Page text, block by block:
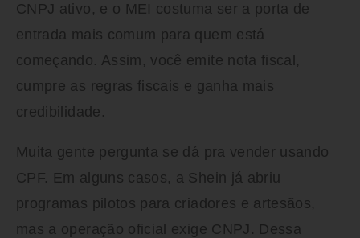
CNPJ ativo , e o MEI costuma ser a porta de
entrada mais comum para quem está
começando. Assim, você emite nota fiscal,
cumpre as regras fiscais e ganha mais
credibilidade.
Muita gente pergunta se dá pra vender usando
CPF. Em alguns casos, a Shein já abriu
programas pilotos para criadores e artesãos,
mas a operação oficial exige CNPJ. Dessa